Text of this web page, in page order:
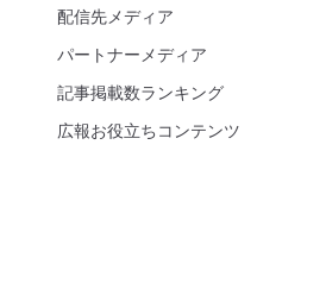
配信先メディア
パートナーメディア
記事掲載数ランキング
広報お役立ちコンテンツ